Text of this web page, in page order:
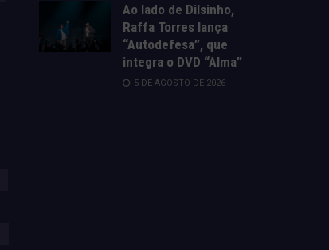
Ao lado de Dilsinho,
Raffa Torres lança
“Autodefesa”, que
integra o DVD “Alma”
5 DE AGOSTO DE 2026